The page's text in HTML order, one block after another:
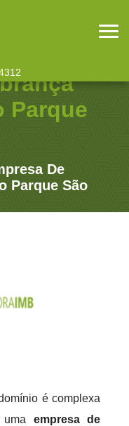
Parque
De
Parque São
é complexa
uma empresa de